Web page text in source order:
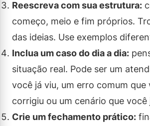
Reescreva com sua estrutura:
começo, meio e fim próprios.
das ideias. Use exemplos
Inclua um caso do dia a dia:
situação real. Pode ser um
você já viu, um erro comum que
corrigiu ou um cenário que você
Crie um fechamento prático: